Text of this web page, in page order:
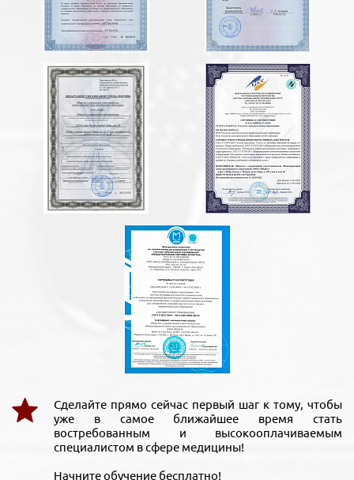
Сделайте прямо сейчас первый шаг к тому, чтобы
уже в самое ближайшее время стать
востребованным и высокооплачиваемым
специалистом в сфере медицины!
Начните обучение бесплатно!